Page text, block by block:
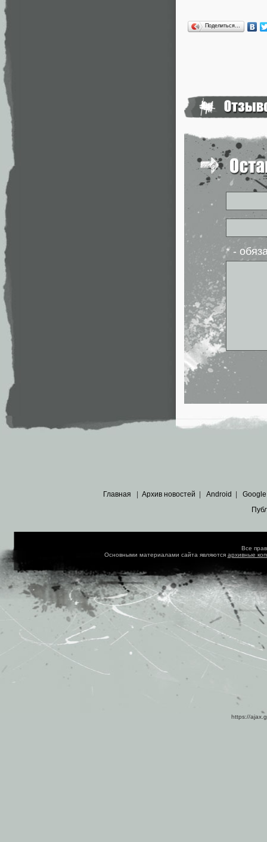
Поделиться…
* -
Главная Архив новостей Android Google
Все
Основными материалами сайта являются архивные
https://